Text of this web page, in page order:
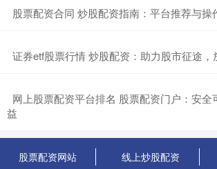
股票配资合同 炒股配资指南：平台推荐与操
证券etf股票行情 炒股配资：助力股市征途，
网上股票配资平台排名 股票配资门户：安全
益
股票配资网站 线上炒股配资